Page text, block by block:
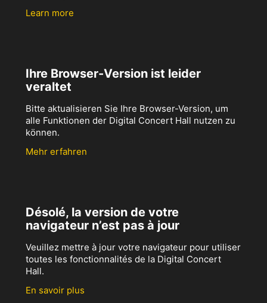
Learn more
Ihre Browser-Version ist leider
veraltet
Bitte aktualisieren Sie Ihre Browser-Version, um
alle Funktionen der Digital Concert Hall nutzen zu
können.
Mehr erfahren
Désolé, la version de votre
navigateur n’est pas à jour
Veuillez mettre à jour votre navigateur pour utiliser
toutes les fonctionnalités de la Digital Concert
Hall.
En savoir plus